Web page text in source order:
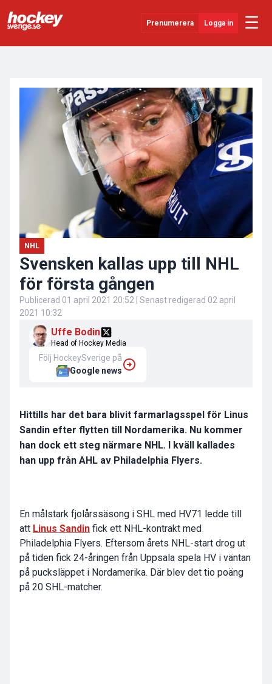
Prenumerera Logga in ☰
Evenemang
NHL
Svensken kallas upp till NHL
för första gången
Publicerad 01 april 2021 20:52 | Senast redigerad 02 april
2021 10:32
Uffe Bodin
Head of Hockey Media
Följ HockeySverige på
Google news
Hittills har det bara blivit farmarlagsspel för Linus
Sandin efter flytten till Nordamerika. Nu kommer
han dock ett steg närmare NHL. I kväll kallades
han upp från AHL av Philadelphia Flyers.
En målstark fjolårssäsong i SHL med HV71 ledde till
att Linus Sandin fick ett NHL-kontrakt med
Philadelphia Flyers. Eftersom årets NHL-start drog ut
på tiden fick 24-åringen från Uppsala spela HV i väntan
på pucksläppet i Nordamerika. Där blev det tio poäng
på 20 SHL-matcher.